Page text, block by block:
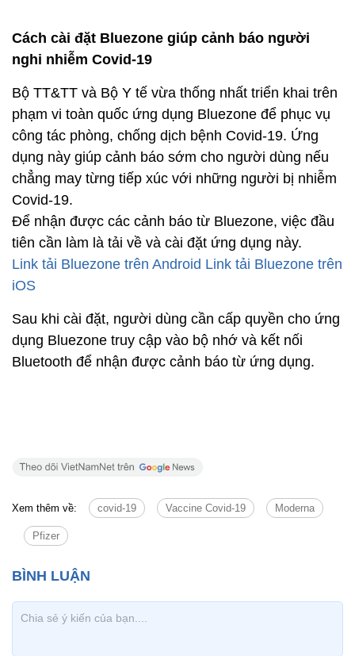
Cách cài đặt Bluezone giúp cảnh báo người
nghi nhiễm Covid-19
Bộ TT&TT và Bộ Y tế vừa thống nhất triển khai trên
phạm vi toàn quốc ứng dụng Bluezone để phục vụ
công tác phòng, chống dịch bệnh Covid-19. Ứng
dụng này giúp cảnh báo sớm cho người dùng nếu
chẳng may từng tiếp xúc với những người bị nhiễm
Covid-19.
Để nhận được các cảnh báo từ Bluezone, việc đầu
tiên cần làm là tải về và cài đặt ứng dụng này.
Link tải Bluezone trên Android Link tải Bluezone trên
iOS
Sau khi cài đặt, người dùng cần cấp quyền cho ứng
dụng Bluezone truy cập vào bộ nhớ và kết nối
Bluetooth để nhận được cảnh báo từ ứng dụng.
Xem thêm về: covid-19 Vaccine Covid-19 Moderna
Pfizer